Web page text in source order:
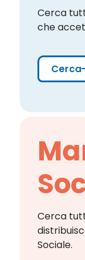
Cerca
che
Cerca
Cerca
Sociale.